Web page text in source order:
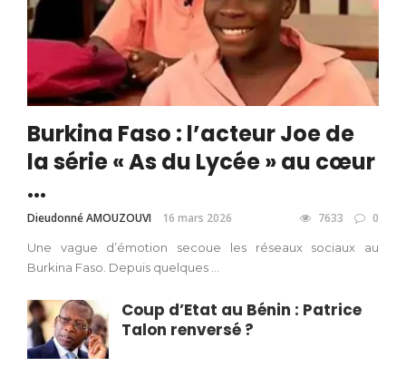
Burkina Faso : l’acteur Joe de
la série « As du Lycée » au cœur
...
Dieudonné AMOUZOUVI 16 mars 2026 7633 0
Une vague d’émotion secoue les réseaux sociaux au
Burkina Faso. Depuis quelques ...
Coup d’Etat au Bénin : Patrice
Talon renversé ?